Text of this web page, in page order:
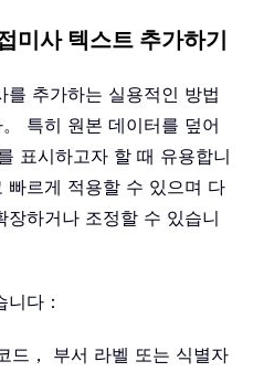
미사 텍스트 추가하기
추가하는 실용적인 방법
특히 원본 데이터를 덮어
표시하고자 할 때 유용합니
빠르게 적용할 수 있으며 다
하거나 조정할 수 있습니
다：
드， 부서 라벨 또는 식별자